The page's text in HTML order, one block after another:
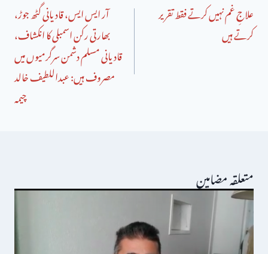
علاجِ غم نہیں کرتے فقط تقریر
کرتے ہیں
آر ایس ایس، قادیانی گٹھ جوڑ،
بھارتی رکن اسمبلی کا انکشاف،
قادیانی مسلم دشمن سرگرمیوں میں
مصروف ہیں: عبداللطیف خالد
چیمہ
متعلقہ مضامین